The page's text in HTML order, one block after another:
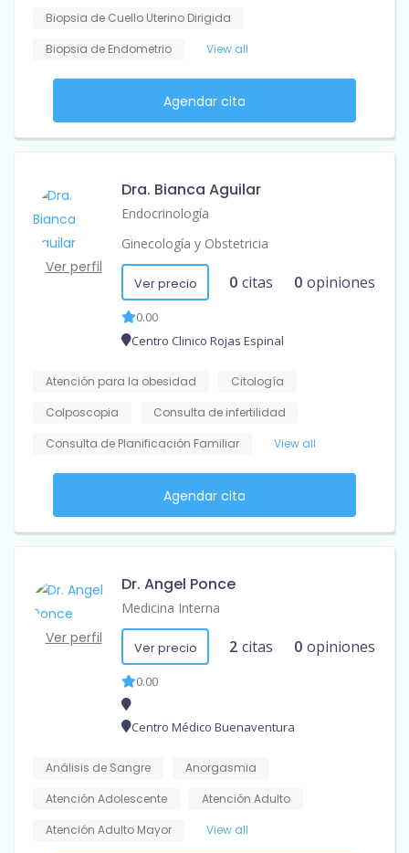
Biopsia de Cuello Uterino Dirigida
Biopsia de Endometrio
View all
Agendar cita
Ver perfil
Dra. Bianca Aguilar
Endocrinología
Ginecología y Obstetricia
Ver precio 0 citas 0 opiniones
0.00
Centro Clinico Rojas Espinal
Atención para la obesidad
Citología
Colposcopia
Consulta de infertilidad
Consulta de Planificación Familiar
View all
Agendar cita
Ver perfil
Dr. Angel Ponce
Medicina Interna
Ver precio 2 citas 0 opiniones
0.00
Centro Médico Buenaventura
Análisis de Sangre
Anorgasmia
Atención Adolescente
Atención Adulto
Atención Adulto Mayor
View all